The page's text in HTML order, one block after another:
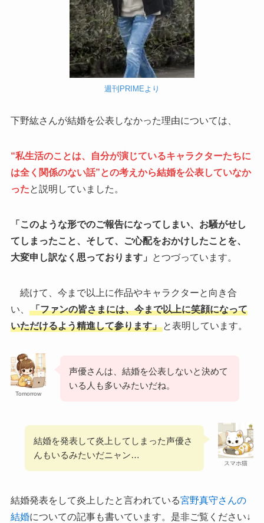
週刊PRIMEより
下野紘さんが結婚を公表しなかった理由については、
“私生活のことは、自分が演じているキャラクターたちに
は全く関係のない話”との考えから結婚を公表していなか
ったと説明していました。
「このような形でのご報告になってしまい、お騒がせし
てしまったこと、そして、ご心配をおかけしたことを、
大変申し訳なく思っております」
とつづっています。
続けて、今まで以上に作品やキャラクターと向き合
い、
「ファンの皆さまには、今まで以上に笑顔になって
いただけるよう精進して参ります」と表明しています。
Tomorrow
声優さんは、結婚を公表しないと決めて
いる人も多いみたいだね。
スマホ猫
結婚を発表して炎上してしまった声優さ
んもいるみたいだニャン…
結婚発表をして炎上したと言われている宮野真守さんの
結婚についての記事も書いています。是非ご覧ください↓